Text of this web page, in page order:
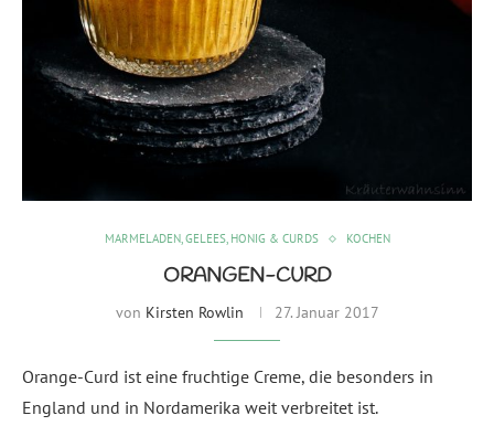
MARMELADEN, GELEES, HONIG & CURDS KOCHEN
ORANGEN-CURD
von Kirsten Rowlin 27. Januar 2017
Orange-Curd ist eine fruchtige Creme, die besonders in
England und in Nordamerika weit verbreitet ist.